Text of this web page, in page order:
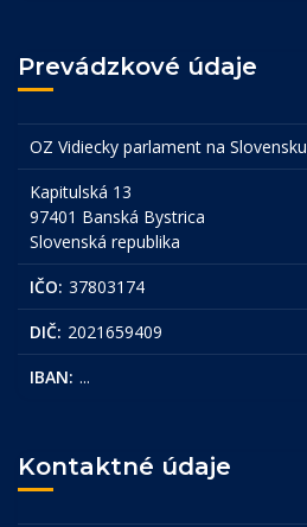
Prevádzkové údaje
OZ Vidiecky parlament na Slovensku
Kapitulská 13
97401 Banská Bystrica
Slovenská republika
IČO: 37803174
DIČ: 2021659409
IBAN: ...
Kontaktné údaje